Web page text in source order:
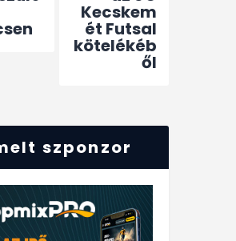
Kecskem
ét Futsal
kötelékéb
ől
szponzor